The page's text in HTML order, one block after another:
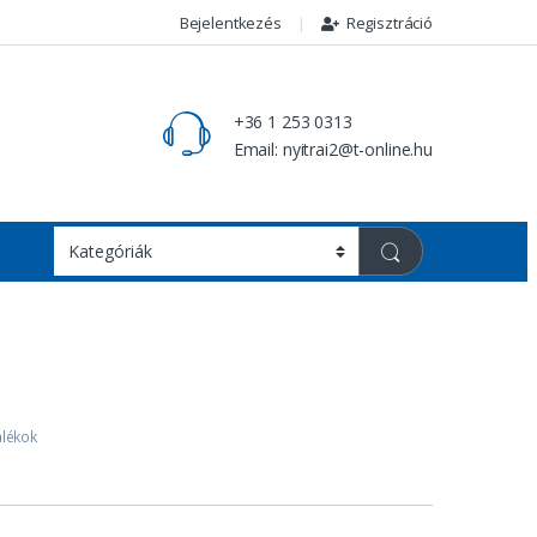
Bejelentkezés Regisztráció
+36 1 253 0313
Email: nyitrai2@t-online.hu